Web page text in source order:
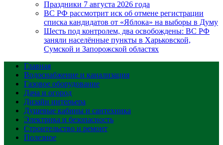
Праздники 7 августа 2026 года
ВС РФ рассмотрит иск об отмене регистрации
списка кандидатов от «Яблока» на выборы в Думу
Шесть под контролем, два освобождены: ВС РФ
заняли населённые пункты в Харьковской,
Сумской и Запорожской областях
Главная
Водоснабжение и канализация
Газовое оборудование
Дача и огород
Дизайн интерьера
Душевые кабины и сантехника
Электрика и безопасность
Строительство и ремонт
Полезное